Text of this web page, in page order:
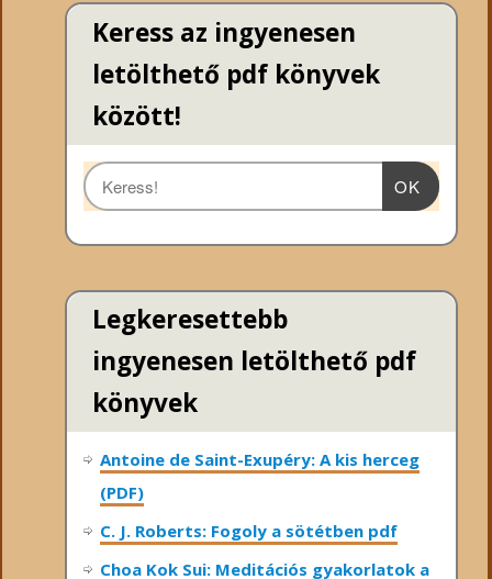
Keress az ingyenesen
letölthető pdf könyvek
között!
OK
Legkeresettebb
ingyenesen letölthető pdf
könyvek
Antoine de Saint-Exupéry: A kis herceg
(PDF)
C. J. Roberts: Fogoly a sötétben pdf
Choa Kok Sui: Meditációs gyakorlatok a